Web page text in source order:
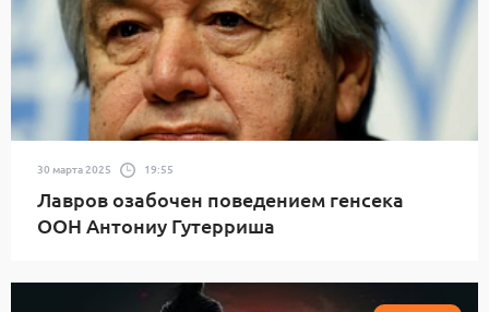
30 марта 2025 19:55
Лавров озабочен поведением генсека
ООН Антониу Гутерриша